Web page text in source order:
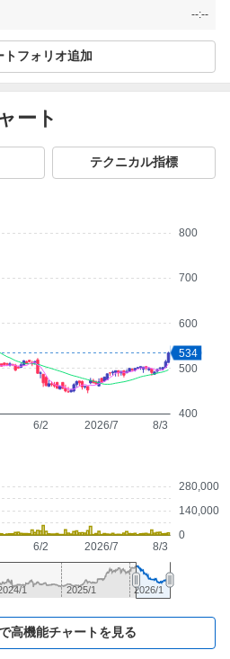
--:--
トフォリオ追加
ート
テクニカル指標
400
500
600
700
800
2026/7
6/2 8/3
534
0
140,000
280,000
2026/7
6/2 8/3
2025/1
1 2026/1
高機能チャートを見る